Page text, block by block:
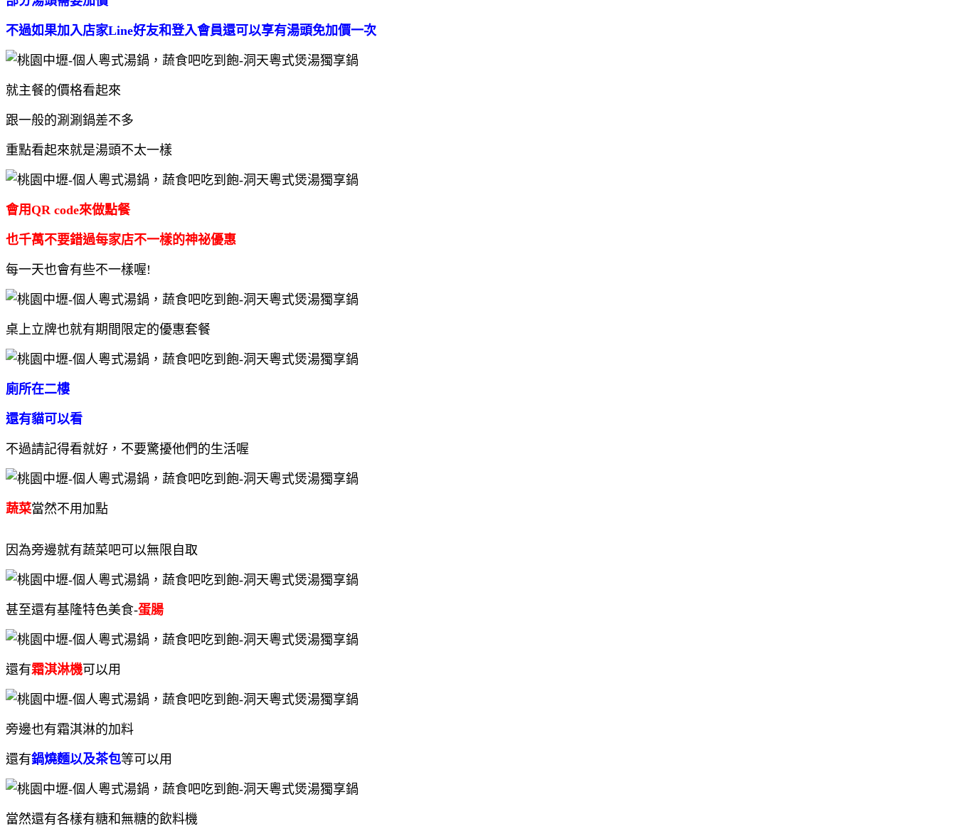
不過如果加入店家Line好友和登入會員還可以享有湯頭免加價一次
就主餐的價格看起來
跟一般的涮涮鍋差不多
重點看起來就是湯頭不太一樣
會用QR code來做點餐
也千萬不要錯過每家店不一樣的神祕優惠
每一天也會有些不一樣喔!
桌上立牌也就有期間限定的優惠套餐
廁所在二樓
還有貓可以看
不過請記得看就好，不要驚擾他們的生活喔
蔬菜當然不用加點
因為旁邊就有蔬菜吧可以無限自取
甚至還有基隆特色美食-蛋腸
還有霜淇淋機可以用
旁邊也有霜淇淋的加料
還有鍋燒麵以及茶包等可以用
當然還有各樣有糖和無糖的飲料機